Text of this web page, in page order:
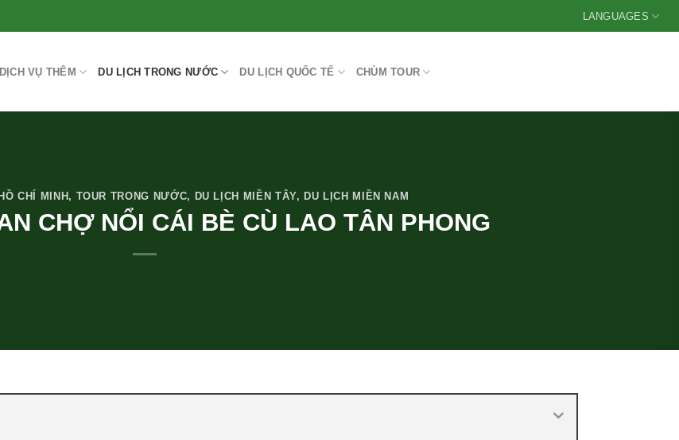
LANGUAGES
DỊCH VỤ THÊM DU LỊCH TRONG NƯỚC DU LỊCH QUỐC TẾ CHÙM TOUR
CHÍ MINH, TOUR TRONG NƯỚC, DU LỊCH MIỀN TÂY, DU LỊCH MIỀN NAM
CHỢ NỔI CÁI BÈ CÙ LAO TÂN PHONG